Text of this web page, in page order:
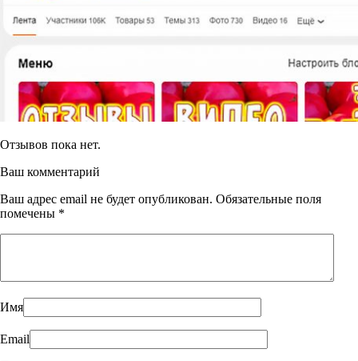
Отзывов пока нет.
Ваш комментарий
Ваш адрес email не будет опубликован. Обязательные поля
помечены *
Имя
Email